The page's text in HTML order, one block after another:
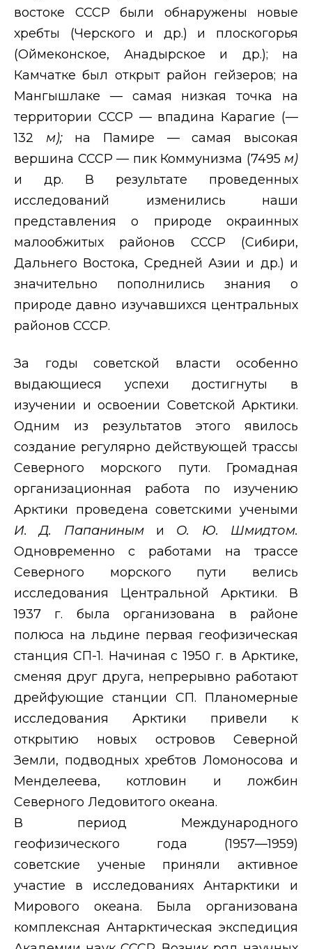
востоке СССР были обнаружены новые
хребты (Черского и др.) и плоскогорья
(Оймеконское, Анадырское и др.); на
Камчатке был открыт район гейзеров; на
Мангышлаке — самая низкая точка на
территории СССР — впадина Карагие (—
132 м); на Памире — самая высокая
вершина СССР — пик Коммунизма (7495 м)
и др. В результате проведенных
исследований изменились наши
представления о природе окраинных
малообжитых районов СССР (Сибири,
Дальнего Востока, Средней Азии и др.) и
значительно пополнились знания о
природе давно изучавшихся центральных
районов СССР.
За годы советской власти особенно
выдающиеся успехи достигнуты в
изучении и освоении Советской Арктики.
Одним из результатов этого явилось
создание регулярно действующей трассы
Северного морского пути. Громадная
организационная работа по изучению
Арктики проведена советскими учеными
И. Д. Папаниным и О. Ю. Шмидтом.
Одновременно с работами на трассе
Северного морского пути велись
исследования Центральной Арктики. В
1937 г. была организована в районе
полюса на льдине первая геофизическая
станция СП-1. Начиная с 1950 г. в Арктике,
сменяя друг друга, непрерывно работают
дрейфующие станции СП. Планомерные
исследования Арктики привели к
открытию новых островов Северной
Земли, подводных хребтов Ломоносова и
Менделеева, котловин и ложбин
Северного Ледовитого океана.
В период Международного
геофизического года (1957—1959)
советские ученые приняли активное
участие в исследованиях Антарктики и
Мирового океана. Была организована
комплексная Антарктическая экспедиция